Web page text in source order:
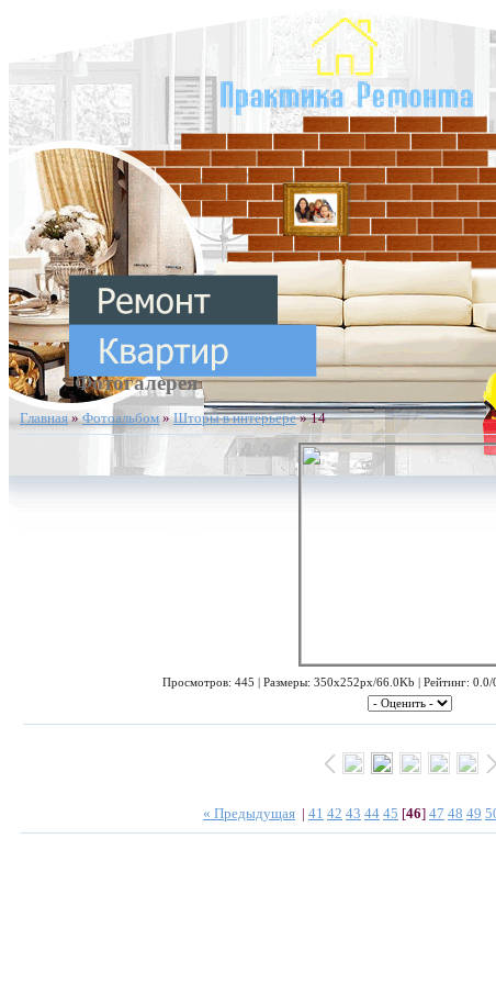
Фотогалерея
Главная»Фотоальбом »Шторы в интерьере» 14
Просмотров: 445 | Размеры: 350x252px/66.0Kb | Рейтинг: 0.0/
« Предыдущая | 41 42 43 44 45 [46] 47 48 49